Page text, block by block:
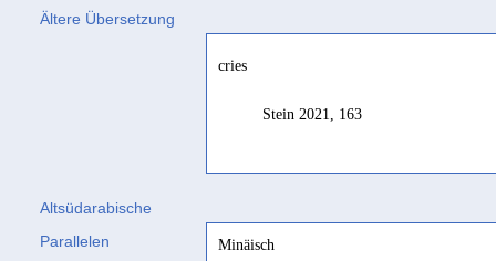
Ältere Übersetzung
cries
Stein 2021, 163
Altsüdarabische
Parallelen
Minäisch